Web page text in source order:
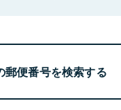
郵便番号を検索する